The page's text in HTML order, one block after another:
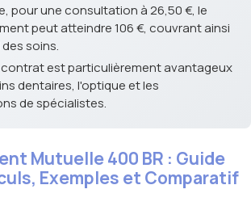
pour une consultation à 26,50 €, le
peut atteindre 106 €, couvrant ainsi
soins.
est particulièrement avantageux
dentaires, l'optique et les
de spécialistes.
Mutuelle 400 BR : Guide
Exemples et Comparatif